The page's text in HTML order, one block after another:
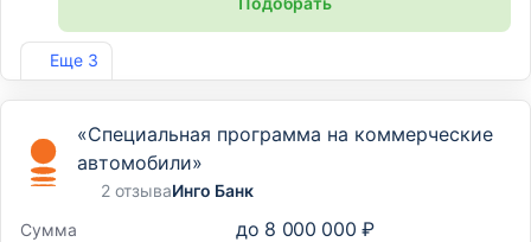
Еще 3
Лиц. №1343
«Специальная программа на коммерческие
автомобили»
2 отзываИнго Банк
Сумма
до 8 000 000 ₽